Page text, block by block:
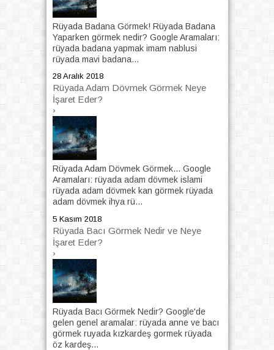
Rüyada Badana Görmek! Rüyada Badana
Yaparken görmek nedir? Google Aramaları:
rüyada badana yapmak imam nablusi
rüyada mavi badana...
28 Aralık 2018
Rüyada Adam Dövmek Görmek Neye
İşaret Eder?
›
Rüyada Adam Dövmek Görmek... Google
Aramaları: rüyada adam dövmek islami
rüyada adam dövmek kan görmek rüyada
adam dövmek ihya rü...
5 Kasım 2018
Rüyada Bacı Görmek Nedir ve Neye
İşaret Eder?
›
Rüyada Bacı Görmek Nedir? Google'de
gelen genel aramalar: rüyada anne ve bacı
görmek ruyada kızkardeş gormek rüyada
öz kardeş...